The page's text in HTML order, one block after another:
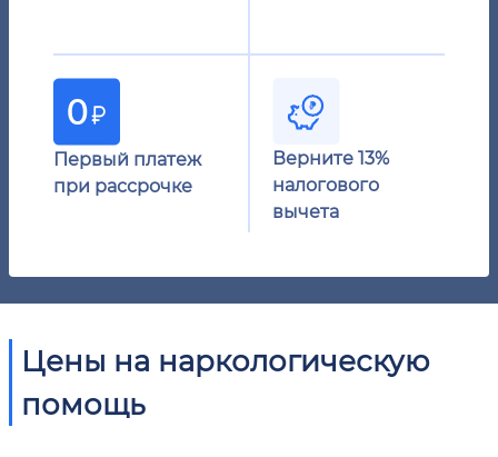
Первый платеж
при рассрочке
Верните 13%
налогового
вычета
Цены на наркологическую
помощь